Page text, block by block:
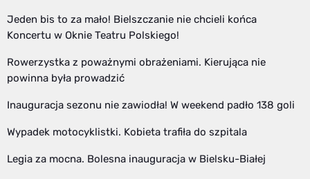
Jeden bis to za mało! Bielszczanie nie chcieli końca
Koncertu w Oknie Teatru Polskiego!
Rowerzystka z poważnymi obrażeniami. Kierująca nie
powinna była prowadzić
Inauguracja sezonu nie zawiodła! W weekend padło 138 goli
Wypadek motocyklistki. Kobieta trafiła do szpitala
Legia za mocna. Bolesna inauguracja w Bielsku-Białej